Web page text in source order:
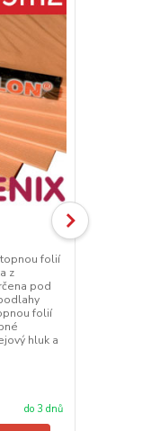
folií
z
pod
folií
hluk a
do 3 dnů